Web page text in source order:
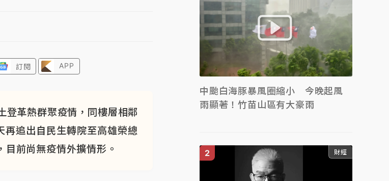
訂閱 APP
登革熱群聚疫情，同樓層相鄰
追出自民生轉院至高雄榮總
前尚無疫情外擴情形。
中颱白海豚暴風圈縮小 今晚起風
雨顯著！竹苗山區有大豪雨
財經